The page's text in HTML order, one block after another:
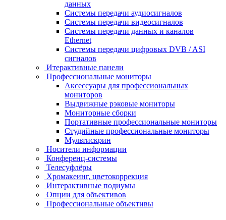
данных
Системы передачи аудиосигналов
Системы передачи видеосигналов
Системы передачи данных и каналов
Ethernet
Системы передачи цифровых DVB / ASI
сигналов
Итерактивные панели
Профессиональные мониторы
Аксессуары для профессиональных
мониторов
Выдвижные рэковые мониторы
Мониторные сборки
Портативные профессиональные мониторы
Студийные профессиональные мониторы
Мультискрин
Носители информации
Конференц-системы
Телесуфлёры
Хромакеинг, цветокоррекция
Интерактивные подиумы
Опции для объективов
Профессиональные объективы